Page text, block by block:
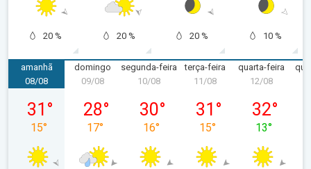
20 % 20 % 20 % 10 %
amanhã
sábado, 08/08
08/08
31 °
15°
domingo
domingo, 09/08
09/08
28°
17°
segunda-feira
segunda-feira, 10/08
10/08
30°
16°
terça-feira
terça-feira, 11/08
11/08
31 °
15°
quarta-feira
12/08
32°
13°